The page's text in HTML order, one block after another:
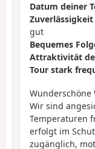
Datum deiner
gut
Bequemes
Attraktivität
Tour stark
Wunderschöne
Wir sind
Temperaturen
erfolgt im
zugänglich,